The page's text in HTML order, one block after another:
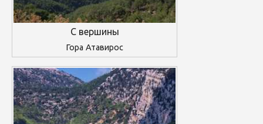
С вершины
Гора Атавирос